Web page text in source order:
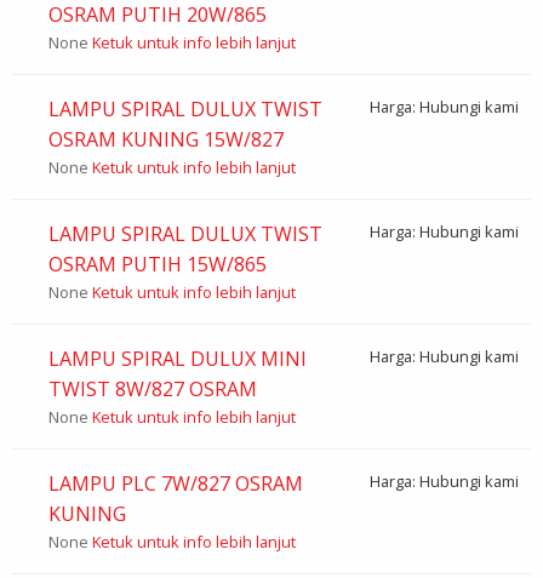
OSRAM PUTIH 20W/865
None Ketuk untuk info lebih lanjut
LAMPU SPIRAL DULUX TWIST
OSRAM KUNING 15W/827
Harga: Hubungi kami
None Ketuk untuk info lebih lanjut
LAMPU SPIRAL DULUX TWIST
OSRAM PUTIH 15W/865
Harga: Hubungi kami
None Ketuk untuk info lebih lanjut
LAMPU SPIRAL DULUX MINI
TWIST 8W/827 OSRAM
Harga: Hubungi kami
None Ketuk untuk info lebih lanjut
LAMPU PLC 7W/827 OSRAM
KUNING
Harga: Hubungi kami
None Ketuk untuk info lebih lanjut